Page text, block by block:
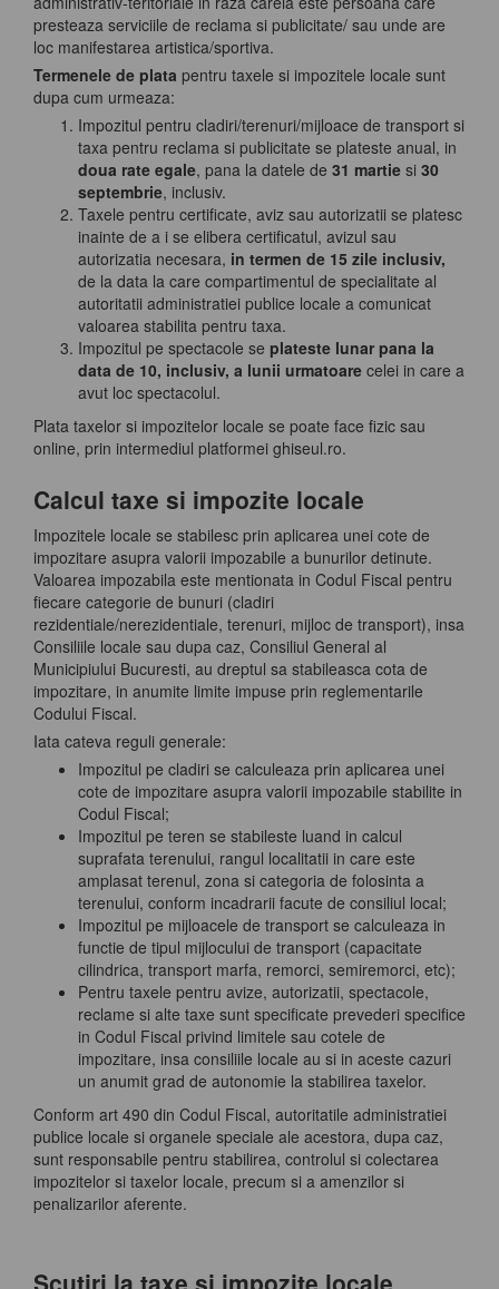
presteaza serviciile de reclama si publicitate/ sau unde are
loc manifestarea artistica/sportiva.
Termenele de plata pentru taxele si impozitele locale sunt
dupa cum urmeaza:
Impozitul pentru cladiri/terenuri/mijloace de transport si
taxa pentru reclama si publicitate se plateste anual, in
doua rate egale, pana la datele de 31 martie si 30
septembrie, inclusiv.
Taxele pentru certificate, aviz sau autorizatii se platesc
inainte de a i se elibera certificatul, avizul sau
autorizatia necesara, in termen de 15 zile inclusiv,
de la data la care compartimentul de specialitate al
autoritatii administratiei publice locale a comunicat
valoarea stabilita pentru taxa.
Impozitul pe spectacole se plateste lunar pana la
data de 10, inclusiv, a lunii urmatoare celei in care a
avut loc spectacolul.
Plata taxelor si impozitelor locale se poate face fizic sau
online, prin intermediul platformei ghiseul.ro.
Calcul taxe si impozite locale
Impozitele locale se stabilesc prin aplicarea unei cote de
impozitare asupra valorii impozabile a bunurilor detinute.
Valoarea impozabila este mentionata in Codul Fiscal pentru
fiecare categorie de bunuri (cladiri
rezidentiale/nerezidentiale, terenuri, mijloc de transport), insa
Consiliile locale sau dupa caz, Consiliul General al
Municipiului Bucuresti, au dreptul sa stabileasca cota de
impozitare, in anumite limite impuse prin reglementarile
Codului Fiscal.
Iata cateva reguli generale:
Impozitul pe cladiri se calculeaza prin aplicarea unei
cote de impozitare asupra valorii impozabile stabilite in
Codul Fiscal;
Impozitul pe teren se stabileste luand in calcul
suprafata terenului, rangul localitatii in care este
amplasat terenul, zona si categoria de folosinta a
terenului, conform incadrarii facute de consiliul local;
Impozitul pe mijloacele de transport se calculeaza in
functie de tipul mijlocului de transport (capacitate
cilindrica, transport marfa, remorci, semiremorci, etc);
Pentru taxele pentru avize, autorizatii, spectacole,
reclame si alte taxe sunt specificate prevederi specifice
in Codul Fiscal privind limitele sau cotele de
impozitare, insa consiliile locale au si in aceste cazuri
un anumit grad de autonomie la stabilirea taxelor.
Conform art 490 din Codul Fiscal, autoritatile administratiei
publice locale si organele speciale ale acestora, dupa caz,
sunt responsabile pentru stabilirea, controlul si colectarea
impozitelor si taxelor locale, precum si a amenzilor si
penalizarilor aferente.
Scutiri la taxe si impozite locale